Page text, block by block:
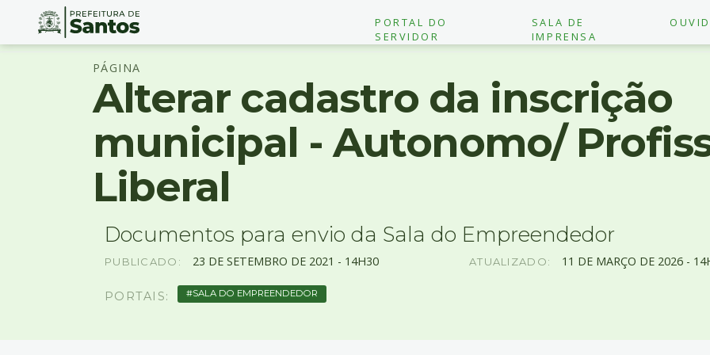
Ir
PORTAL DO
SERVIDOR
SALA DE
IMPRENSA
Conteúdo
PÁGINA
Alterar cadastro da inscrição
municipal - Autonomo/
Liberal
Documentos para envio da Sala do Empreendedor
PUBLICADO: 23 DE SETEMBRO DE 2021 - 14H30 ATUALIZADO: 11 DE MARÇO DE 2026 -
PORTAIS: SALA DO EMPREENDEDOR